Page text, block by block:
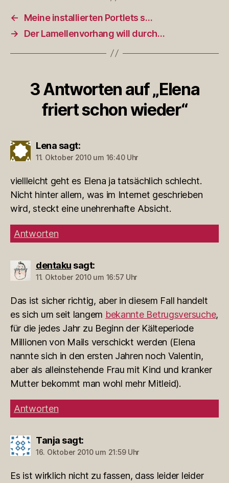
←
Meine installierten Portlets s…
→
Der Lamellenvorhang will durch…
3 Antworten auf „Elena
friert schon wieder“
Lena sagt:
11. Oktober 2010 um 16:40 Uhr
viellleicht geht es Elena ja tatsächlich schlecht.
Nicht hinter allem, was im Internet geschrieben
wird, steckt eine unehrenhafte Absicht.
Antworten
dentaku sagt:
11. Oktober 2010 um 16:57 Uhr
Das ist sicher richtig, aber in diesem Fall handelt
es sich um seit langem bekannte Betrugsversuche,
für die jedes Jahr zu Beginn der Kälteperiode
Millionen von Mails verschickt werden (Elena
nannte sich in den ersten Jahren noch Valentin,
aber als alleinstehende Frau mit Kind und kranker
Mutter bekommt man wohl mehr Mitleid).
Antworten
Tanja sagt:
16. Oktober 2010 um 21:59 Uhr
Es ist wirklich nicht zu fassen, dass leider leider